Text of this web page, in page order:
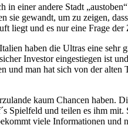
einer andere Stadt
gewandt, um zu zeigen,
liegt und es nur eine Frage der
haben die Ultras eine
Investor eingestiegen ist
man hat sich von der
kaum Chancen haben.
Spielfeld und teilen es ihm
viele Informationen